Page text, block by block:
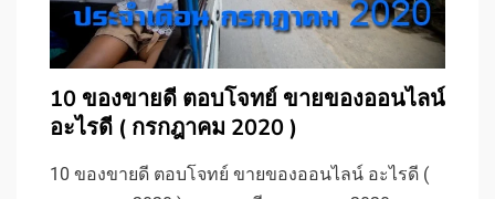
10 ของขายดี ตอบโจทย์ ขายของออนไลน์
อะไรดี ( กรกฎาคม 2020 )
10 ของขายดี ตอบโจทย์ ขายของออนไลน์ อะไรดี (